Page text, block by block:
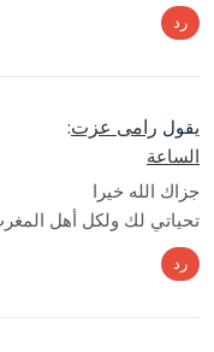
رد
يقول رامى عزت:
الساعة
جزاك الله خيرا
تحياتي لك ولكل أهل
رد